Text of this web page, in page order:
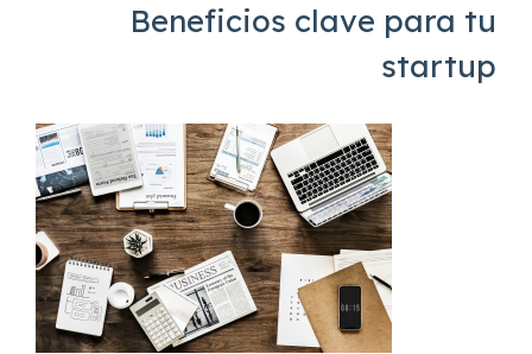
Beneficios clave para tu
startup